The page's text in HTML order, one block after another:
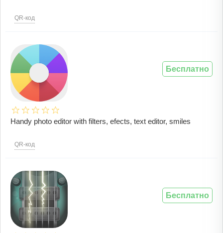
QR-код
Handy photo editor with filters, efects, text editor, smiles
QR-код
Бесплатно
Бесплатно